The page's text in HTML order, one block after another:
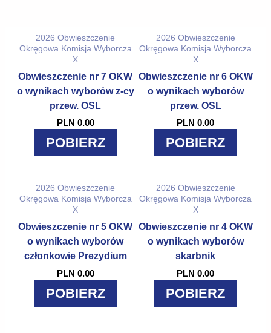
2026Obwieszczenie
Okręgowa Komisja Wyborcza
X
Obwieszczenie nr 7 OKW
o wynikach wyborów z-cy
przew. OSL
PLN 0.00
POBIERZ
2026 Obwieszczenie
Okręgowa Komisja Wyborcza
X
Obwieszczenie nr 6 OKW
o wynikach wyborów
przew. OSL
PLN 0.00
POBIERZ
2026Obwieszczenie
Okręgowa Komisja Wyborcza
X
Obwieszczenie nr 5 OKW
o wynikach wyborów
członkowie Prezydium
PLN 0.00
POBIERZ
2026 Obwieszczenie
Okręgowa Komisja Wyborcza
X
Obwieszczenie nr 4 OKW
o wynikach wyborów
skarbnik
PLN 0.00
POBIERZ